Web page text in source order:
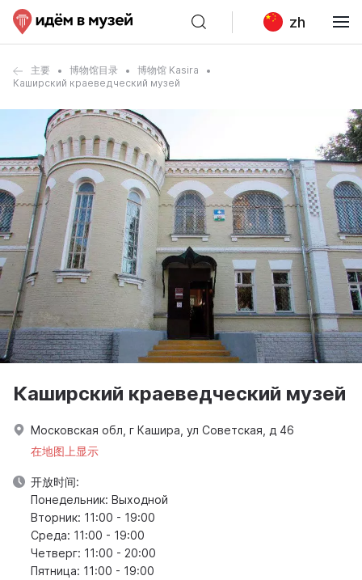
zh
主要 博物馆目录
博物馆 Kasira
Каширский краеведческий музей
Каширский краеведческий музей
Московская обл, г Кашира, ул Советская, д 46
在地图上显示
开放时间:
Понедельник: Выходной
Вторник: 11:00 - 19:00
Среда: 11:00 - 19:00
Четверг: 11:00 - 20:00
Пятница: 11:00 - 19:00